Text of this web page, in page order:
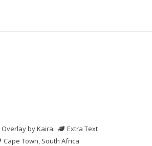
Overlay byKaira.
Extra Text
Cape Town, South Africa